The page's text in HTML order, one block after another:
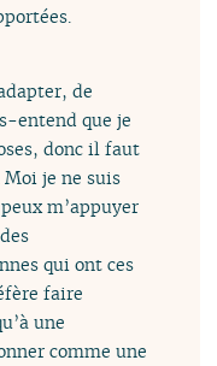
de
entend que je
donc il faut
je ne suis
m’appuyer
qui ont ces
faire
une
comme une